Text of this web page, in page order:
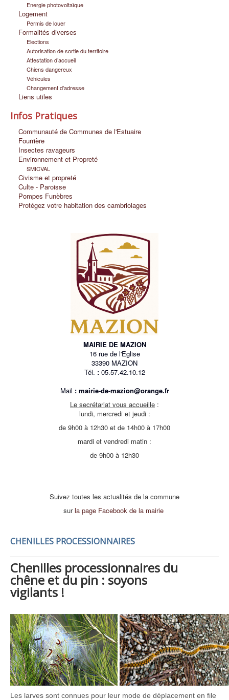
Energie photovoltaïque
Logement
Permis de louer
Formalités diverses
Elections
Autorisation de sortie du territoire
Attestation d’accueil
Chiens dangereux
Véhicules
Changement d’adresse
Liens utiles
Infos Pratiques
Communauté de Communes de l'Estuaire
Fourrière
Insectes ravageurs
Environnement et Propreté
SMICVAL
Civisme et propreté
Culte - Paroisse
Pompes Funèbres
Protégez votre habitation des cambriolages
MAIRIE DE MAZION
16 rue de l'Eglise
33390 MAZION
Tél. :05.57.42.10.12
Mail : mairie-de-mazion@orange.fr
Le secrétariat vous accueille :
lundi, mercredi et jeudi :
de 9h00 à 12h30 et de 14h00 à 17h00
mardi et vendredi matin :
de 9h00 à 12h30
Suivez toutes les actualités de la commune
surla page Facebook de la mairie
CHENILLES PROCESSIONNAIRES
Chenilles processionnaires du
chêne et du pin : soyons
vigilants !
Les larves sont connues pour leur mode de déplacement en file